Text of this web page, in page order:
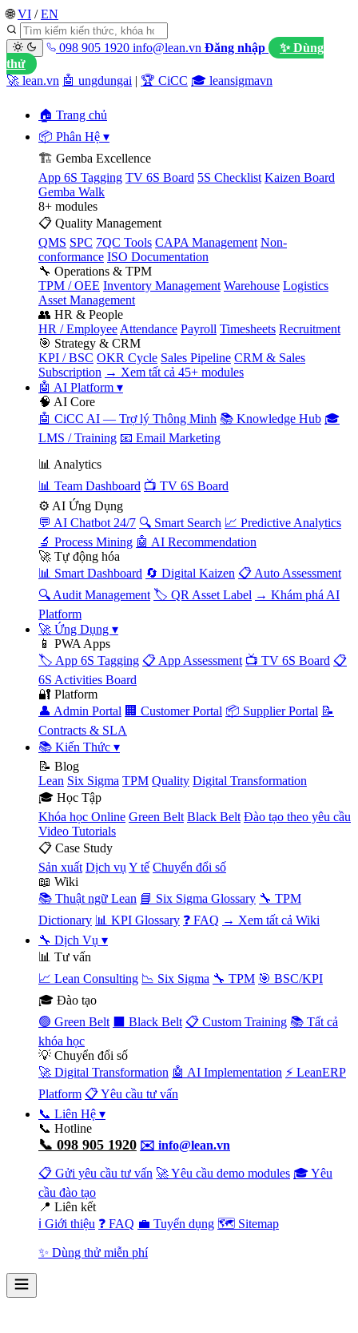
🌐 VI / EN
098 905 1920 info@lean.vn Đăng nhập
✨ Dùng
thử
🚀 lean.vn 🤖 ungdungai | 🏆 CiCC 🎓 leansigmavn
🏠 Trang chủ
📦 Phân Hệ ▾
🏗️ Gemba Excellence
App 6S Tagging TV 6S Board 5S Checklist Kaizen Board
Gemba Walk
8+ modules
📋 Quality Management
QMS SPC 7QC Tools CAPA Management Non-
conformance ISO Documentation
🔧 Operations & TPM
TPM / OEE Inventory Management Warehouse Logistics
Asset Management
👥 HR & People
HR / Employee Attendance Payroll Timesheets Recruitment
🎯 Strategy & CRM
KPI / BSC OKR Cycle Sales Pipeline CRM & Sales
Subscription → Xem tất cả 45+ modules
🤖 AI Platform ▾
🧠 AI Core
🤖 CiCC AI — Trợ lý Thông Minh 📚 Knowledge Hub 🎓
LMS / Training 📧 Email Marketing
📊 Analytics
📊 Team Dashboard 📺 TV 6S Board
⚙️ AI Ứng Dụng
💬 AI Chatbot 24/7 🔍 Smart Search 📈 Predictive Analytics
🔬 Process Mining 🤖 AI Recommendation
🚀 Tự động hóa
📊 Smart Dashboard 🔄 Digital Kaizen 📋 Auto Assessment
🔍 Audit Management 🏷️ QR Asset Label → Khám phá AI
Platform
🚀 Ứng Dụng ▾
📱 PWA Apps
🏷️ App 6S Tagging 📋 App Assessment 📺 TV 6S Board 📋
6S Activities Board
🔐 Platform
👤 Admin Portal 🏢 Customer Portal 📦 Supplier Portal 📝
Contracts & SLA
📚 Kiến Thức ▾
📝 Blog
Lean Six Sigma TPM Quality Digital Transformation
🎓 Học Tập
Khóa học Online Green Belt Black Belt Đào tạo theo yêu cầu
Video Tutorials
📋 Case Study
Sản xuất Dịch vụ Y tế Chuyển đổi số
📖 Wiki
📚 Thuật ngữ Lean 📘 Six Sigma Glossary 🔧 TPM
Dictionary 📊 KPI Glossary ❓ FAQ → Xem tất cả Wiki
🔧 Dịch Vụ ▾
📊 Tư vấn
📈 Lean Consulting 📉 Six Sigma 🔧 TPM 🎯 BSC/KPI
🎓 Đào tạo
🟢 Green Belt
⬛ Black Belt 📋 Custom Training 📚 Tất cả
khóa học
💡 Chuyển đổi số
🚀 Digital Transformation 🤖 AI Implementation ⚡ LeanERP
Platform 📋 Yêu cầu tư vấn
📞 Liên Hệ ▾
📞 Hotline
📞 098 905 1920 ✉️ info@lean.vn
📋 Gửi yêu cầu tư vấn 🚀 Yêu cầu demo modules 🎓 Yêu
cầu đào tạo
📍 Liên kết
ℹ️ Giới thiệu ❓ FAQ 💼 Tuyển dụng 🗺️ Sitemap
✨ Dùng thử miễn phí